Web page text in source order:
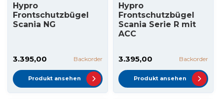
Hypro
Frontschutzbügel
Scania NG
3.395,00 Backorder
Produkt ansehen
Hypro
Frontschutzbügel
Scania Serie R mit
ACC
3.395,00 Backorder
Produkt ansehen